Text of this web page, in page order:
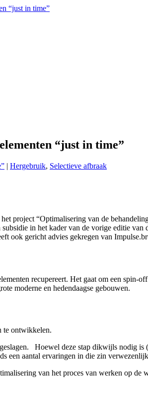
“just in time”
| Hergebruik, Selectieve afbraak
project “Optimalisering van de
in het kader van de vorige editie
ook gericht advies gekregen van
recupereert. Het gaat om een
moderne en hedendaagse gebouwen.
te ontwikkelen.
Hoewel deze stap dikwijls nodig is
aantal ervaringen in die zin
van het proces van werken op